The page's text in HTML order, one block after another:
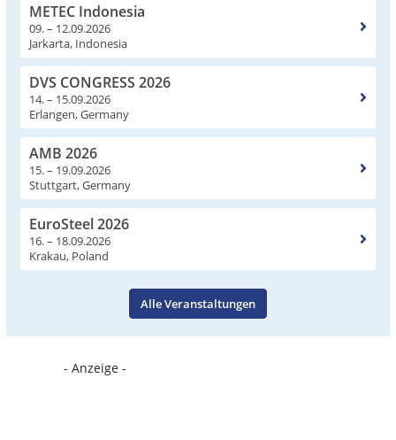
METEC Indonesia
09. – 12.09.2026
Jarkarta, Indonesia
DVS CONGRESS 2026
14. – 15.09.2026
Erlangen, Germany
AMB 2026
15. – 19.09.2026
Stuttgart, Germany
EuroSteel 2026
16. – 18.09.2026
Krakau, Poland
Alle Veranstaltungen
- Anzeige -